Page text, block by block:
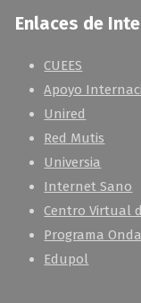
Enlaces de
CUEES
Apoyo
Unired
Red Mutis
Universia
Internet Sano
Centro Virtual
Programa
Edupol